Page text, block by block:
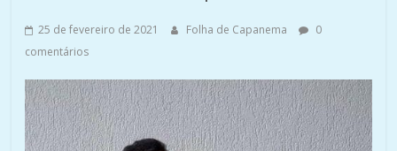
25 de fevereiro de 2021 Folha de Capanema
0
comentários